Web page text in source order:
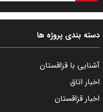
دسته بندی پروژه ها
آشنایی با قزاقستان
اخبار اتاق
اخبار قزاقستان